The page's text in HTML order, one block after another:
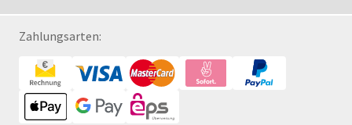
Zahlungsarten: